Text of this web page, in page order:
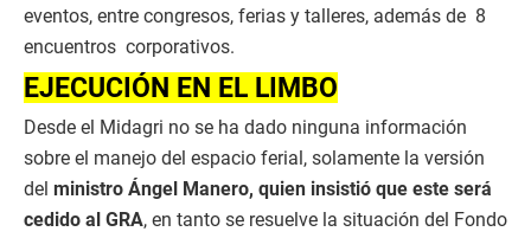
eventos, entre congresos, ferias y talleres, además de 8
encuentros corporativos.
EJECUCIÓN EN EL LIMBO
Desde el Midagri no se ha dado ninguna información
sobre el manejo del espacio ferial, solamente la versión
del ministro Ángel Manero, quien insistió que este será
cedido al GRA, en tanto se resuelve la situación del Fondo